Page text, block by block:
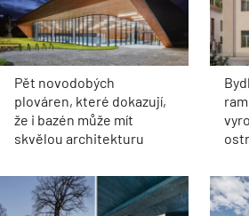
Pět novodobých
plováren, které dokazují,
že i bazén může mít
skvělou architekturu